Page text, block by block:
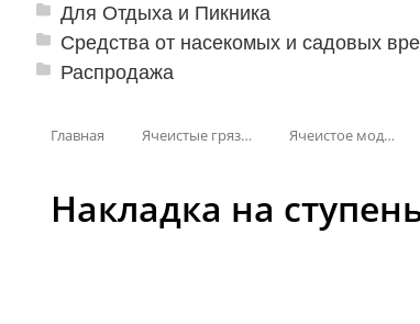
Для Отдыха и Пикника
Средства от насекомых и садовых
Распродажа
Главная Ячеистые грязезащитные покрытия Ячеистое модульное покрытие «Прима» (Антикаблук)
Накладка на